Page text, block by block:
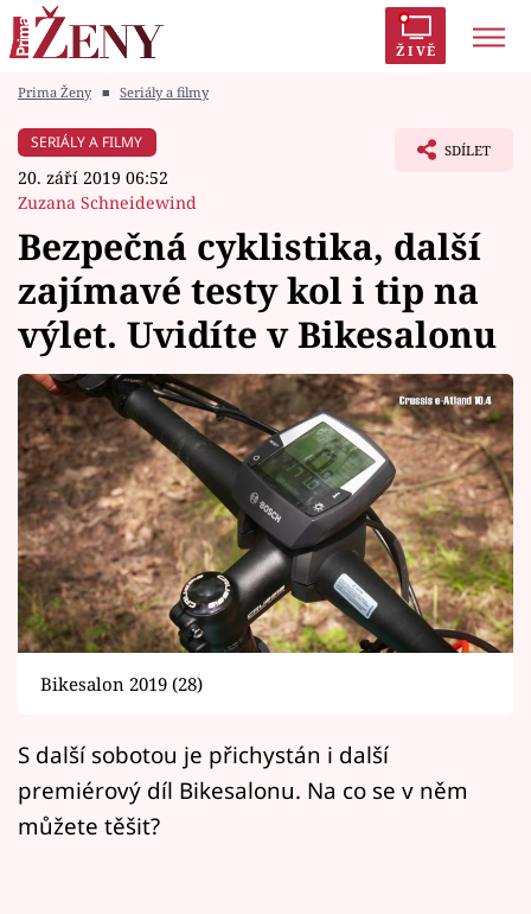
ŽIVĚ
Módní alarm
Témata
Celebrity
Vztahy
Seriály
Horoskopy
Sledujte prima+
Filmový festival Karlovy Vary
Mámy sobě
Přihlášení
Prima Ženy ■ Seriály a filmy
SERIÁLY A FILMY
20. září 2019 06:52
Zuzana Schneidewind
SDÍLET
Bezpečná cyklistika, další
zajímavé testy kol i tip na
výlet. Uvidíte v Bikesalonu
Bikesalon 2019 (28)
S další sobotou je přichystán i další
premiérový díl Bikesalonu. Na co se v něm
můžete těšit?